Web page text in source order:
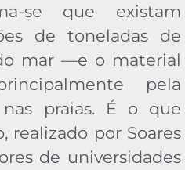
se que existam
de toneladas de
mar —e o material
pela
praias. É o que
realizado por Soares
de universidades